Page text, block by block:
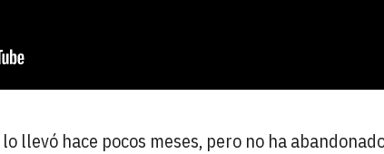
llevó hace pocos meses, pero no ha